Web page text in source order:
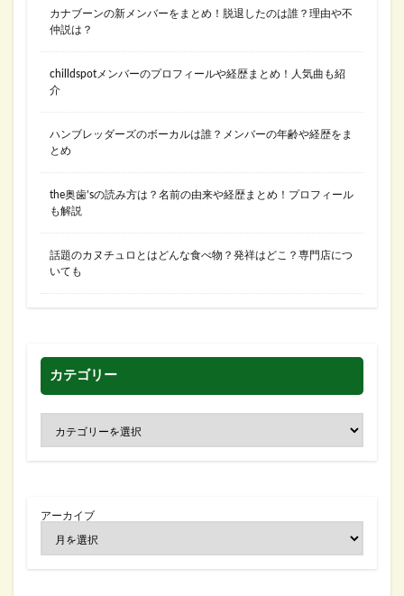
カナブーンの新メンバーをまとめ！脱退したのは誰？理由や不
仲説は？
chilldspotメンバーのプロフィールや経歴まとめ！人気曲も紹
介
ハンブレッダーズのボーカルは誰？メンバーの年齢や経歴をま
とめ
the奥歯’sの読み方は？名前の由来や経歴まとめ！プロフィール
も解説
話題のカヌチュロとはどんな食べ物？発祥はどこ？専門店につ
いても
カテゴリー
アーカイブ